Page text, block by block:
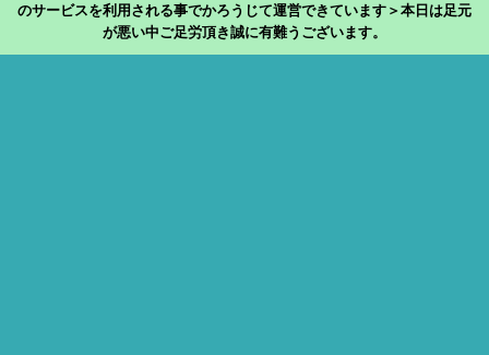
のサービスを利用される事でかろうじて運営できています＞本日は足元
が悪い中ご足労頂き誠に有難うございます。